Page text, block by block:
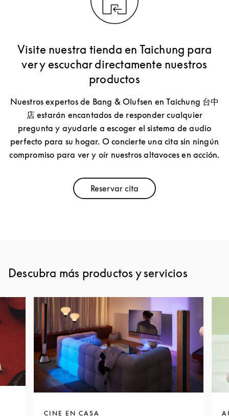
Visite nuestra tienda en Taichung para
ver y escuchar directamente nuestros
productos
Nuestros expertos de Bang & Olufsen en Taichung 台中
店 estarán encantados de responder cualquier
pregunta y ayudarle a escoger el sistema de audio
perfecto para su hogar. O concierte una cita sin ningún
compromiso para ver y oír nuestros altavoces en acción.
Reservar citaLink Opens in New Tab
Descubra más productos y servicios
CINE EN CASA